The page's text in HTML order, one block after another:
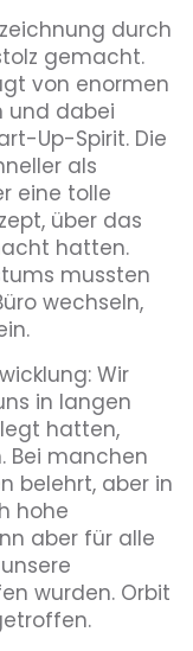
durch
gemacht.
von enormen
und dabei
Up-Spirit. Die
als
eine tolle
über das
hatten.
mussten
wechseln,
Wir
in langen
hatten,
Bei manchen
belehrt, aber in
hohe
aber für alle
wurden. Orbit